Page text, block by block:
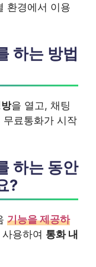
환경에서 이용
하는 방법
을 열고, 채팅
무료통화가 시작
하는 동안
?
기능을 제공하
용하여 통화 내